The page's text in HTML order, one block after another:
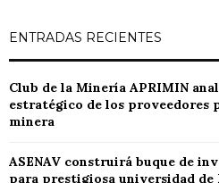
ENTRADAS RECIENTES
Club de la Minería APRIMIN
estratégico de los
minera
ASENAV construirá buque de
para prestigiosa universidad de